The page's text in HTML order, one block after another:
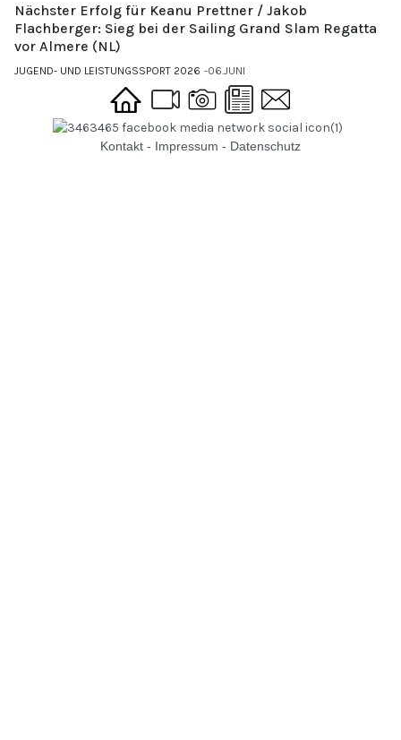
Nächster Erfolg für Keanu Prettner / Jakob
Flachberger: Sieg bei der Sailing Grand Slam Regatta
vor Almere (NL)
JUGEND- UND LEISTUNGSSPORT 2026 06.JUNI
Kontakt - Impressum - Datenschutz